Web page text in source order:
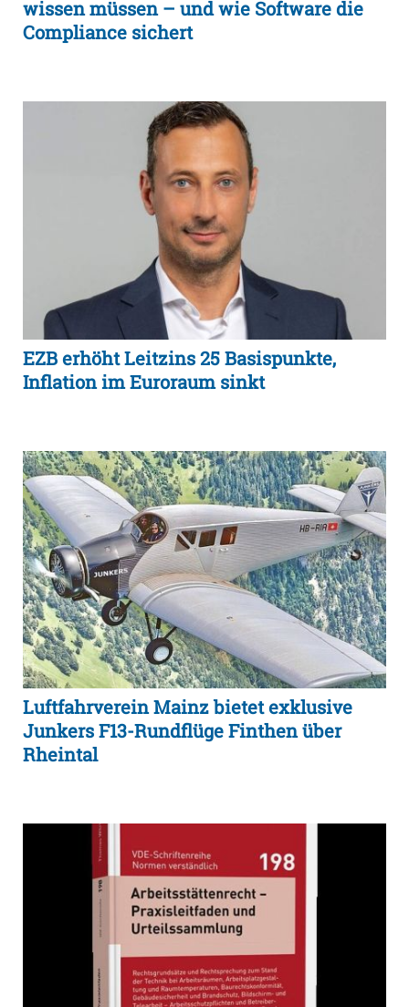
wissen müssen – und wie Software die
Compliance sichert
EZB erhöht Leitzins 25 Basispunkte,
Inflation im Euroraum sinkt
Luftfahrverein Mainz bietet exklusive
Junkers F13-Rundflüge Finthen über
Rheintal